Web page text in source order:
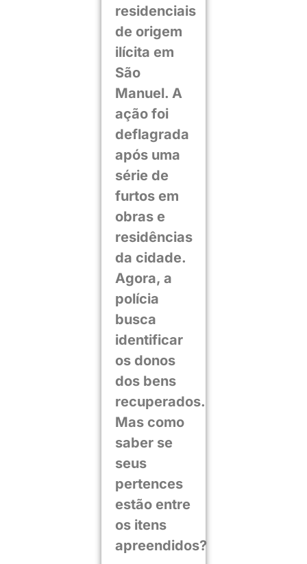
residenciais
de origem
ilícita em
São
Manuel. A
ação foi
deflagrada
após uma
série de
furtos em
obras e
residências
da cidade.
Agora, a
polícia
busca
identificar
os donos
dos bens
recuperados.
Mas como
saber se
seus
pertences
estão entre
os itens
apreendidos?